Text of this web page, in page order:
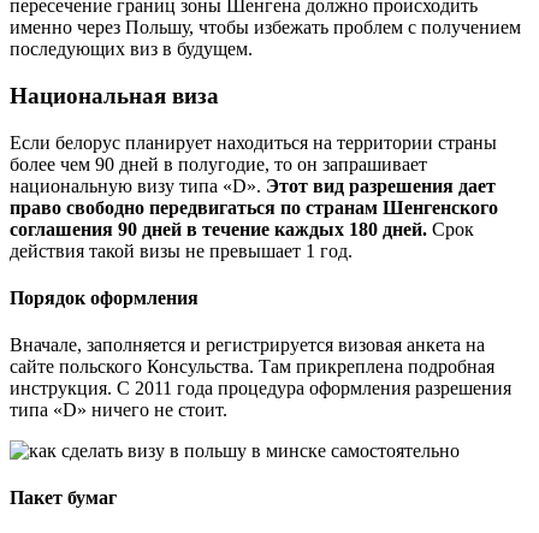
пересечение границ зоны Шенгена должно происходить
именно через Польшу, чтобы избежать проблем с получением
последующих виз в будущем.
Национальная виза
Если белорус планирует находиться на территории страны
более чем 90 дней в полугодие, то он запрашивает
национальную визу типа «D». Этот вид разрешения дает
право свободно передвигаться по странам Шенгенского
соглашения 90 дней в течение каждых 180 дней. Срок
действия такой визы не превышает 1 год.
Порядок оформления
Вначале, заполняется и регистрируется визовая анкета на
сайте польского Консульства. Там прикреплена подробная
инструкция. С 2011 года процедура оформления разрешения
типа «D» ничего не стоит.
Пакет бумаг